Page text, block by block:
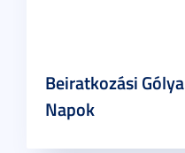
Beiratkozási Gólya
Napok